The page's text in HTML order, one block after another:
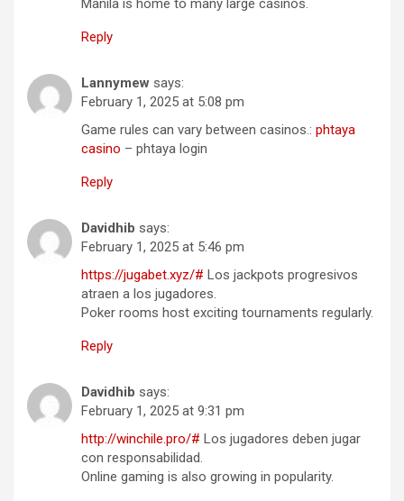
Manila is home to many large casinos.
Reply
Lannymew says:
February 1, 2025 at 5:08 pm
Game rules can vary between casinos.: phtaya
casino – phtaya login
Reply
Davidhib says:
February 1, 2025 at 5:46 pm
https://jugabet.xyz/# Los jackpots progresivos
atraen a los jugadores.
Poker rooms host exciting tournaments regularly.
Reply
Davidhib says:
February 1, 2025 at 9:31 pm
http://winchile.pro/# Los jugadores deben jugar
con responsabilidad.
Online gaming is also growing in popularity.